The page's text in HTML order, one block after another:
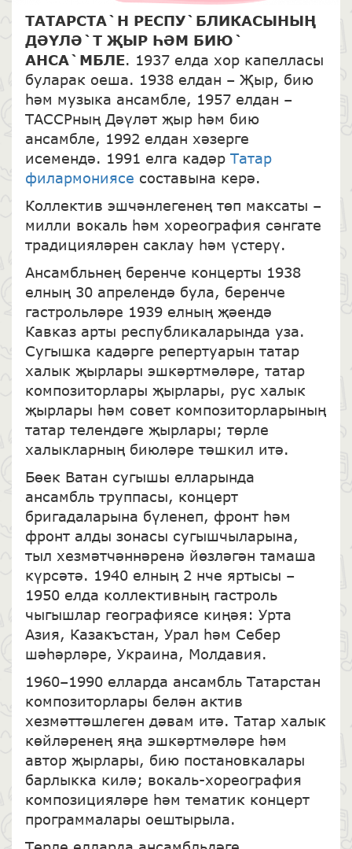
ТАТАРСТА`Н РЕСПУ`БЛИКАСЫНЫҢ
ДӘҮЛӘ`Т ҖЫР ҺӘМ БИЮ`
АНСА`МБЛЕ. 1937 елда хор капелласы
буларак оеша. 1938 елдан – Җыр, бию
һәм музыка ансамбле, 1957 елдан –
ТАССРның Дәүләт җыр һәм бию
ансамбле, 1992 елдан хәзерге
исемендә. 1991 елга кадәр Татар
филармониясе составына керә.
Коллектив эшчәнлегенең төп максаты –
милли вокаль һәм хореография сәнгате
традицияләрен саклау һәм үстерү.
Ансамбльнең беренче концерты 1938
елның 30 апрелендә була, беренче
гастрольләре 1939 елның җәендә
Кавказ арты республикаларында уза.
Сугышка кадәрге репертуарын татар
халык җырлары эшкәртмәләре, татар
композиторлары җырлары, рус халык
җырлары һәм совет композиторларының
татар телендәге җырлары; төрле
халыкларның биюләре тәшкил итә.
Бөек Ватан сугышы елларында
ансамбль труппасы, концерт
бригадаларына бүленеп, фронт һәм
фронт алды зонасы сугышчыларына,
тыл хезмәтчәннәренә йөзләгән тамаша
күрсәтә. 1940 елның 2 нче яртысы –
1950 елда коллективның гастроль
чыгышлар географиясе киңәя: Урта
Азия, Казакъстан, Урал һәм Себер
шәһәрләре, Украина, Молдавия.
1960–1990 елларда ансамбль Татарстан
композиторлары белән актив
хезмәттәшлеген дәвам итә. Татар халык
көйләренең яңа эшкәртмәләре һәм
автор җырлары, бию постановкалары
барлыкка килә; вокаль-хореография
композицияләре һәм тематик концерт
программалары оештырыла.